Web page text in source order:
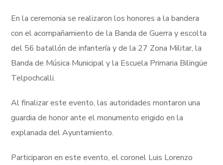
En la ceremonia se realizaron los honores a la bandera
con el acompañamiento de la Banda de Guerra y escolta
del 56 batallón de infantería y de la 27 Zona Militar, la
Banda de Música Municipal y la Escuela Primaria Bilingüe
Telpochcalli.
Al finalizar este evento, las autoridades montaron una
guardia de honor ante el monumento erigido en la
explanada del Ayuntamiento.
Participaron en este evento, el coronel Luis Lorenzo